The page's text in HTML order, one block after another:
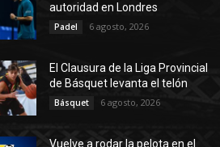
autoridad en Londres
Padel 6 agosto, 2026
El Clausura de la Liga Provincial
de Básquet levanta el telón
Básquet 6 agosto, 2026
Vuelve a rodar la pelota en el